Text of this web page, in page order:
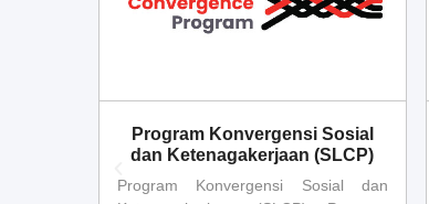
Program Konvergensi Sosial
dan Ketenagakerjaan (SLCP)
Program Konvergensi Sosial dan